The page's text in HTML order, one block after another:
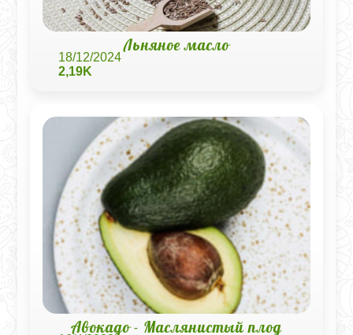
Льняное масло
18/12/2024
2,19K
Авокадо - Маслянистый плод